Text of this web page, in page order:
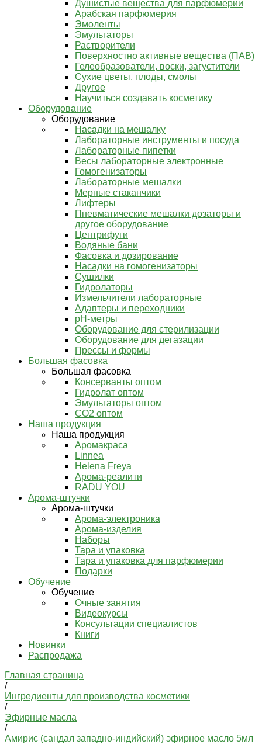
Душистые вещества для парфюмерии
Арабская парфюмерия
Эмоленты
Эмульгаторы
Растворители
Поверхностно активные вещества (ПАВ)
Гелеобразователи, воски, загустители
Сухие цветы, плоды, смолы
Другое
Научиться создавать косметику
Оборудование
Оборудование
Насадки на мешалку
Лабораторные инструменты и посуда
Лабораторные пипетки
Весы лабораторные электронные
Гомогенизаторы
Лабораторные мешалки
Мерные стаканчики
Лифтеры
Пневматические мешалки дозаторы и
другое оборудование
Центрифуги
Водяные бани
Фасовка и дозирование
Насадки на гомогенизаторы
Сушилки
Гидролаторы
Измельчители лабораторные
Адаптеры и переходники
pH-метры
Оборудование для стерилизации
Оборудование для дегазации
Прессы и формы
Большая фасовка
Большая фасовка
Консерванты оптом
Гидролат оптом
Эмульгаторы оптом
СО2 оптом
Наша продукция
Наша продукция
Аромакраса
Linnea
Helena Freya
Арома-реалити
RADU YOU
Арома-штучки
Арома-штучки
Арома-электроника
Арома-изделия
Наборы
Тара и упаковка
Тара и упаковка для парфюмерии
Подарки
Обучение
Обучение
Очные занятия
Видеокурсы
Консультации специалистов
Книги
Новинки
Распродажа
Главная страница
/
Ингредиенты для производства косметики
/
Эфирные масла
/
Амирис (сандал западно-индийский) эфирное масло 5мл